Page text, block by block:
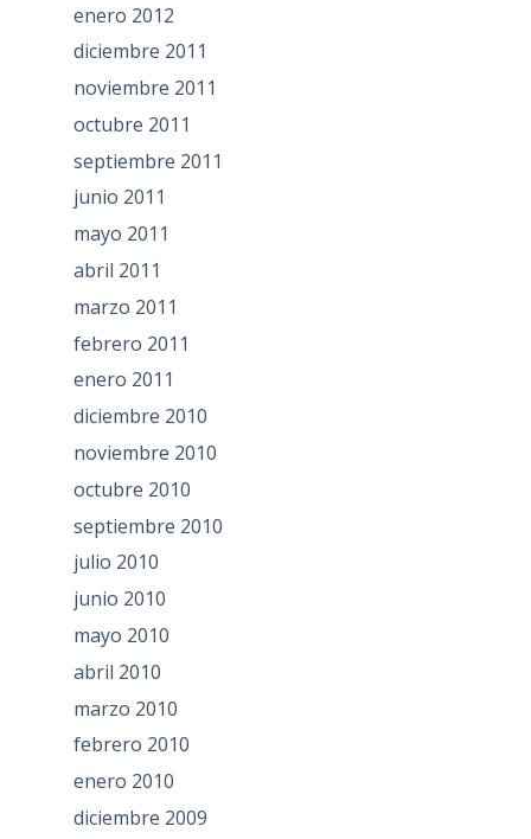
enero 2012
diciembre 2011
noviembre 2011
octubre 2011
septiembre 2011
junio 2011
mayo 2011
abril 2011
marzo 2011
febrero 2011
enero 2011
diciembre 2010
noviembre 2010
octubre 2010
septiembre 2010
julio 2010
junio 2010
mayo 2010
abril 2010
marzo 2010
febrero 2010
enero 2010
diciembre 2009